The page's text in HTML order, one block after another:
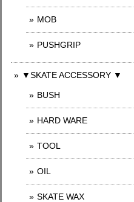
MOB
PUSHGRIP
▼SKATE ACCESSORY ▼
BUSH
HARD WARE
TOOL
OIL
SKATE WAX